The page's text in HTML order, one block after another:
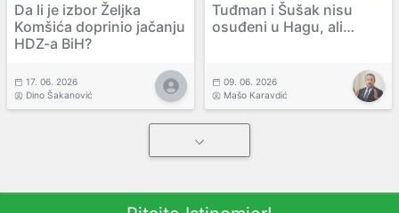
Da li je izbor Željka
Komšića doprinio jačanju
HDZ-a BiH?
17. 06. 2026
Dino Šakanović
Tuđman i Šušak nisu
osuđeni u Hagu, ali…
09. 06. 2026
Mašo Karavdić